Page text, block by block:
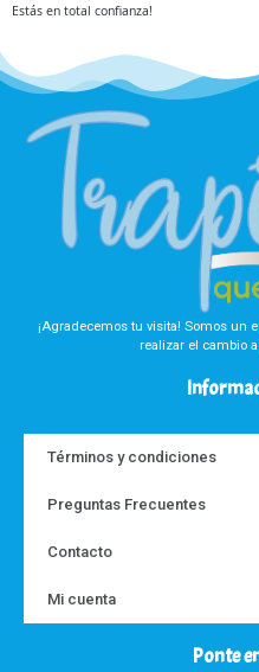
d
Estás en total confianza!
¡Agradecemos tu visita! Somos un
realizar el cambio
Términos y condiciones
Preguntas Frecuentes
Contacto
Mi cuenta
Ponte